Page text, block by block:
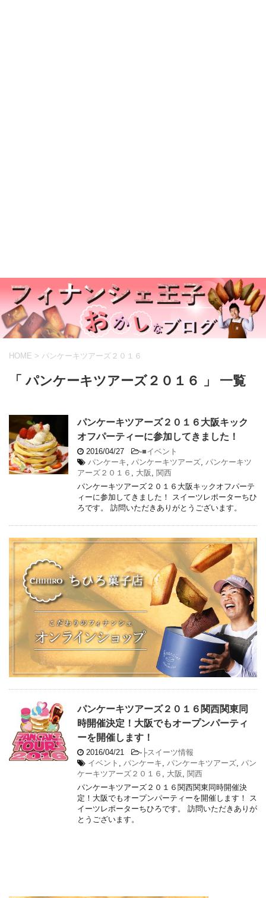
HOME > パンケーキツアーズ２０１６
「 パンケーキツアーズ２０１６ 」 一覧
パンケーキツアーズ２０１６大阪キック
オフパーティーに参加してきました！
2016/04/27 -■イベント
パンケーキ
パンケーキツアーズ パンケーキツ
アーズ２０１６
大阪
関西
パンケーキツアーズ２０１６大阪キックオフパーテ
ィーに参加してきました！ スイーツレポーターちひ
ろです。 訪問いただきありがとうございます。
パンケーキツアーズ２０１６関西関東同
時開催決定！大阪でもオープンパーティ
ーを開催します！
2016/04/21 - ├スイーツ情報
イベント , パンケーキ, パンケーキツアーズ, パン
ケーキツアーズ２０１６ , 大阪 , 関西
パンケーキツアーズ２０１６関西関東同時開催決
定！大阪でもオープンパーティーを開催します！ ス
イーツレポーターちひろです。 訪問いただきありが
とうございます。